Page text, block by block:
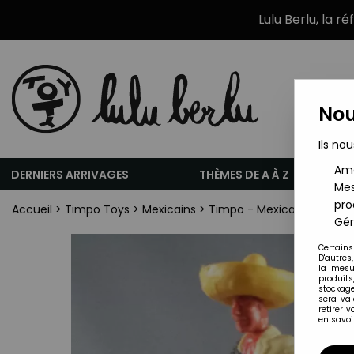
Lulu Berlu, la
DERNIERS ARRIVAGES THÈMES DE A À Z
Accueil > Timpo Toys > Mexicains > Timpo - Mexicains -
Ils
la
sera
retirer
en